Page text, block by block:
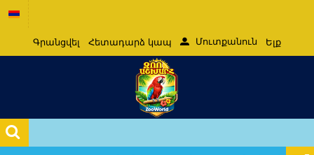
Գրանցվել Հետադարձ կապ Մուտքանուն Ելք